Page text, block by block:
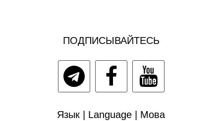
ПОДПИСЫВАЙТЕСЬ
Язык | Language | Мова